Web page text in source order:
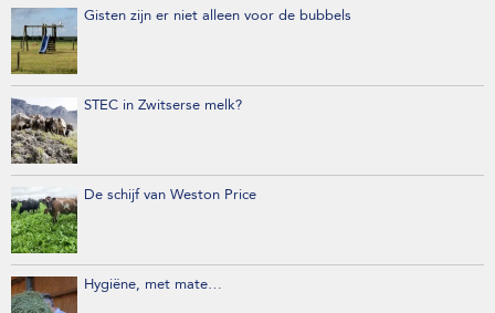
Gisten zijn er niet alleen voor de bubbels
STEC in Zwitserse melk?
De schijf van Weston Price
Hygiëne, met mate…